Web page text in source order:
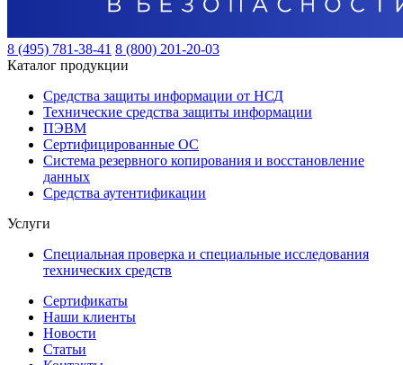
8 (495) 781-38-41 8 (800) 201-20-03
Каталог продукции
Средства защиты информации от НСД
Технические средства защиты информации
ПЭВМ
Сертифицированные ОС
Система резервного копирования и восстановление
данных
Средства аутентификации
Услуги
Специальная проверка и специальные исследования
технических средств
Сертификаты
Наши клиенты
Новости
Статьи